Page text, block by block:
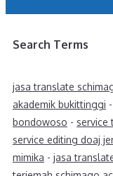
Search Terms
jasa translate
akademik bukittinggi -
bondowoso - service
service editing doaj
mimika - jasa